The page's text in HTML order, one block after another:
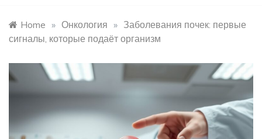
Home » Онкология » Заболевания почек: первые
сигналы, которые подаёт организм